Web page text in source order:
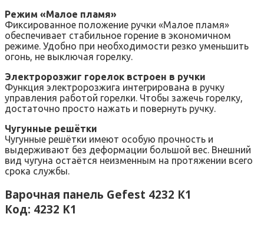
Режим «Малое пламя»
Фиксированное положение ручки «Малое пламя»
обеспечивает стабильное горение в экономичном
режиме. Удобно при необходимости резко уменьшить
огонь, не выключая горелку.
Электророзжиг горелок встроен в ручки
Функция электророзжига интегрирована в ручку
управления работой горелки. Чтобы зажечь горелку,
достаточно просто нажать и повернуть ручку.
Чугунные решётки
Чугунные решётки имеют особую прочность и
выдерживают без деформации большой вес. Внешний
вид чугуна остаётся неизменным на протяжении всего
срока службы.
Варочная панель Gefest 4232 К1
Код: 4232 K1